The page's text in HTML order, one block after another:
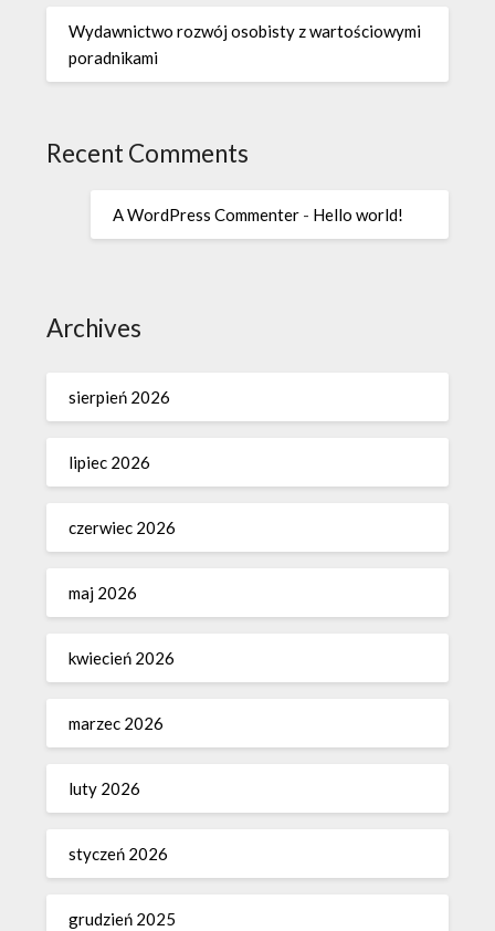
Wydawnictwo rozwój osobisty z wartościowymi
poradnikami
Recent Comments
A WordPress Commenter - Hello world!
Archives
sierpień 2026
lipiec 2026
czerwiec 2026
maj 2026
kwiecień 2026
marzec 2026
luty 2026
styczeń 2026
grudzień 2025